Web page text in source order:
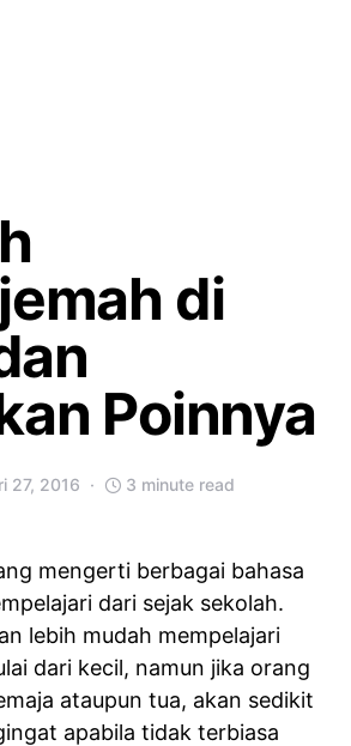
di
Poinnya
27, 2016 3 minute read
mengerti berbagai bahasa
dari sejak sekolah.
lebih mudah mempelajari
dari kecil, namun jika orang
ataupun tua, akan sedikit
apabila tidak terbiasa